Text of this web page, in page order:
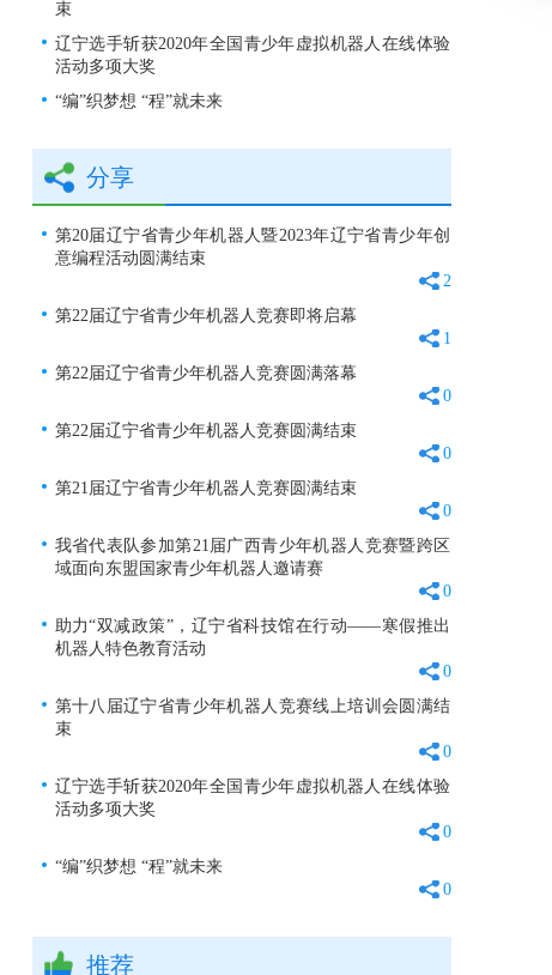
束
辽宁选手斩获2020年全国青少年虚拟机器人在线体验
活动多项大奖
“编”织梦想 “程”就未来
分享
第20届辽宁省青少年机器人暨2023年辽宁省青少年创
意编程活动圆满结束
2
第22届辽宁省青少年机器人竞赛即将启幕
1
第22届辽宁省青少年机器人竞赛圆满落幕
0
第22届辽宁省青少年机器人竞赛圆满结束
0
第21届辽宁省青少年机器人竞赛圆满结束
0
我省代表队参加第21届广西青少年机器人竞赛暨跨区
域面向东盟国家青少年机器人邀请赛
0
助力“双减政策”，辽宁省科技馆在行动——寒假推出
机器人特色教育活动
0
第十八届辽宁省青少年机器人竞赛线上培训会圆满结
束
0
辽宁选手斩获2020年全国青少年虚拟机器人在线体验
活动多项大奖
0
“编”织梦想 “程”就未来
0
推荐